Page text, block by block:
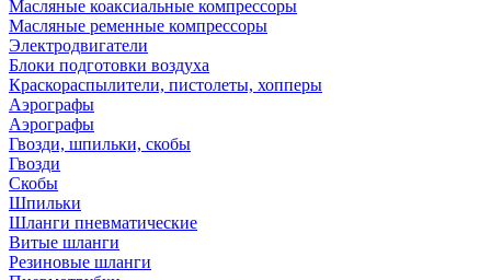
Масляные коаксиальные компрессоры
Масляные ременные компрессоры
Электродвигатели
Блоки подготовки воздуха
Краскораспылители, пистолеты, хопперы
Аэрографы
Аэрографы
Гвозди, шпильки, скобы
Гвозди
Скобы
Шпильки
Шланги пневматические
Витые шланги
Резиновые шланги